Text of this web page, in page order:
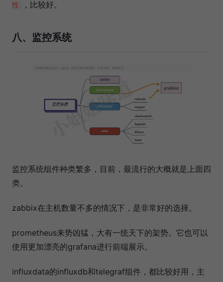
性 ，比较好。
八、监控系统
监控系统组件种类繁多，目前，最流行的大概就是上面四
类。
zabbix在主机数量不多的情况下，是非常好的选择。
prometheus来势凶猛，大有一统天下的架势。它也可以
使用更加漂亮的grafana进行前端展示。
influxdata的influxdb和telegraf组件，都比较好用，主